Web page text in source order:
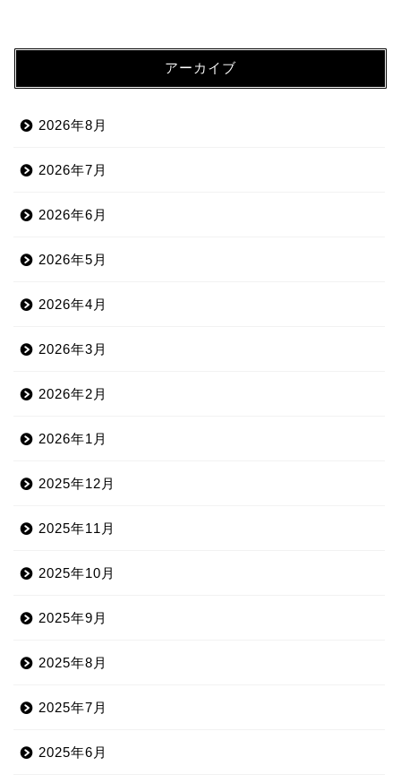
アーカイブ
2026年8月
2026年7月
2026年6月
2026年5月
2026年4月
2026年3月
2026年2月
2026年1月
2025年12月
2025年11月
2025年10月
2025年9月
2025年8月
2025年7月
2025年6月